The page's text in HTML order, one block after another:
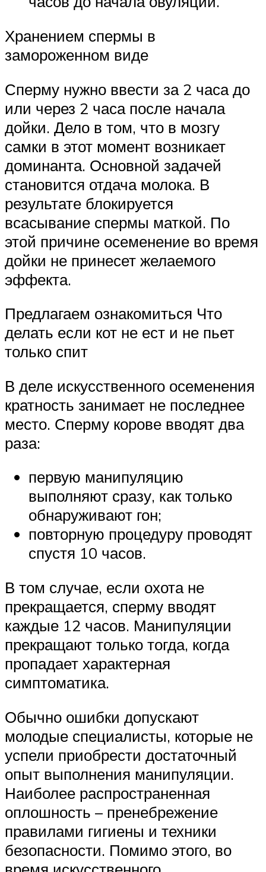
Хранением спермы в
замороженном виде
Сперму нужно ввести за 2 часа до
или через 2 часа после начала
дойки. Дело в том, что в мозгу
самки в этот момент возникает
доминанта. Основной задачей
становится отдача молока. В
результате блокируется
всасывание спермы маткой. По
этой причине осеменение во время
дойки не принесет желаемого
эффекта.
Предлагаем ознакомиться Что
делать если кот не ест и не пьет
только спит
В деле искусственного осеменения
кратность занимает не последнее
место. Сперму корове вводят два
раза:
первую манипуляцию
выполняют сразу, как только
обнаруживают гон;
повторную процедуру проводят
спустя 10 часов.
В том случае, если охота не
прекращается, сперму вводят
каждые 12 часов. Манипуляции
прекращают только тогда, когда
пропадает характерная
симптоматика.
Обычно ошибки допускают
молодые специалисты, которые не
успели приобрести достаточный
опыт выполнения манипуляции.
Наиболее распространенная
оплошность – пренебрежение
правилами гигиены и техники
безопасности. Помимо этого, во